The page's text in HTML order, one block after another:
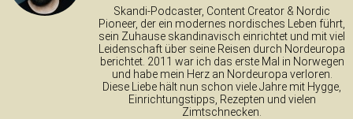
Skandi-Podcaster, Content Creator & Nordic
Pioneer, der ein modernes nordisches Leben führt,
sein Zuhause skandinavisch einrichtet und mit viel
Leidenschaft über seine Reisen durch Nordeuropa
berichtet. 2011 war ich das erste Mal in Norwegen
und habe mein Herz an Nordeuropa verloren.
Diese Liebe hält nun schon viele Jahre mit Hygge,
Einrichtungstipps, Rezepten und vielen
Zimtschnecken.